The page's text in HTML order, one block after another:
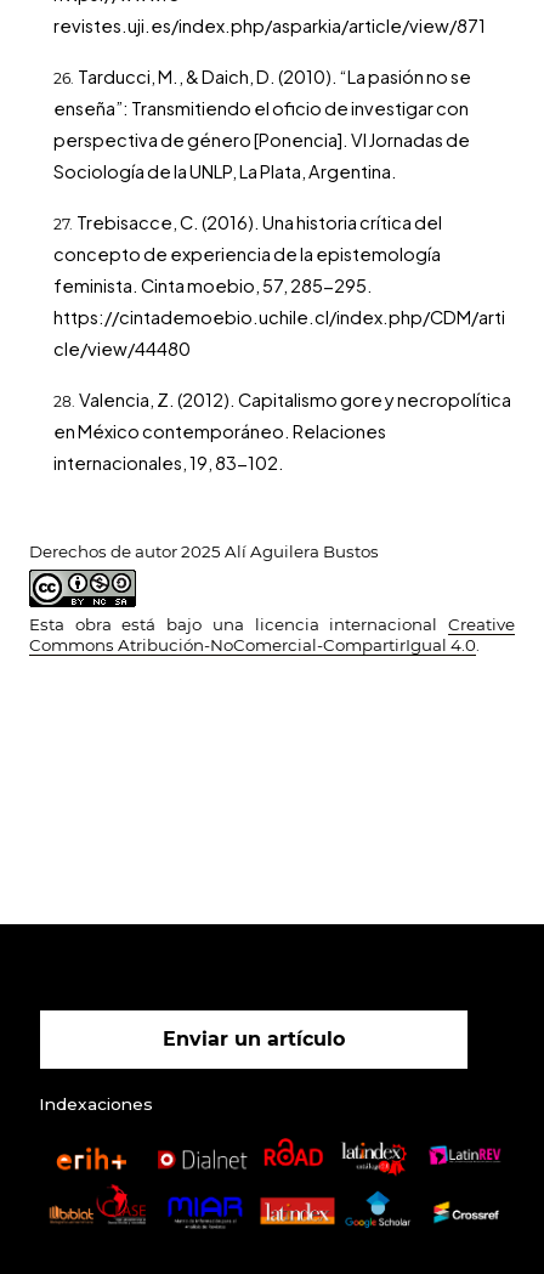
Derechos de autor 2025 Alí Aguilera Bustos
Esta obra está bajo una licencia internacional Creative
Commons Atribución-NoComercial-CompartirIgual 4.0.
revistes.uji.es/index.php/asparkia/article/view/871
Tarducci, M., & Daich, D. (2010). “La pasión no se
enseña”: Transmitiendo el oficio de investigar con
perspectiva de género [Ponencia]. VI Jornadas de
Sociología de la UNLP, La Plata, Argentina.
Trebisacce, C. (2016). Una historia crítica del
concepto de experiencia de la epistemología
feminista. Cinta moebio, 57, 285-295.
https://cintademoebio.uchile.cl/index.php/CDM/arti
cle/view/44480
Valencia, Z. (2012). Capitalismo gore y necropolítica
en México contemporáneo. Relaciones
internacionales, 19, 83-102.
Enviar un artículo
Indexaciones